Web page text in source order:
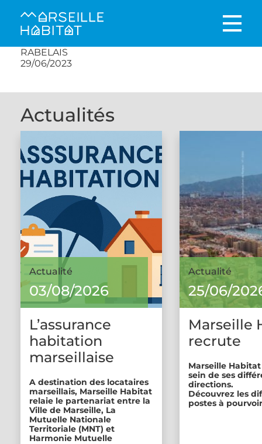
RABELAIS
29/06/2023
Actualités
Actualité
03/08/2026
L’assurance
habitation
marseillaise
A destination des locataires
marseillais, Marseille Habitat
relaie le partenariat entre la
Ville de Marseille, La
Mutuelle Nationale
Territoriale (MNT) et
Harmonie Mutuelle
Actualité
25/06/
Marseille
recrute
Marseille
sein de ses
directions.
Découvrez les
postes à